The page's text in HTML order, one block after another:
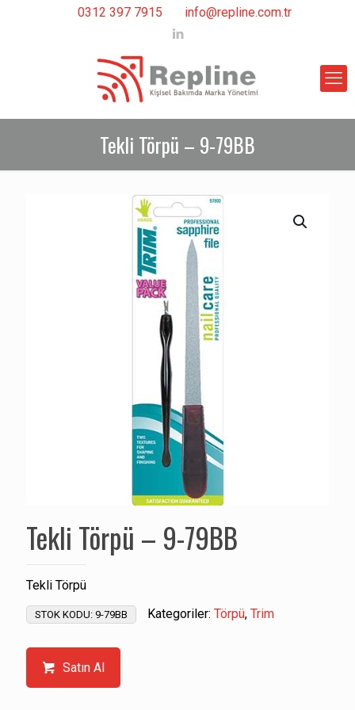
0312 397 7915 info@repline.com.tr
Tekli Törpü – 9-79BB
Tekli Törpü – 9-79BB
Tekli Törpü
STOK KODU: 9-79BB Kategoriler: Törpü, Trim
Satın Al